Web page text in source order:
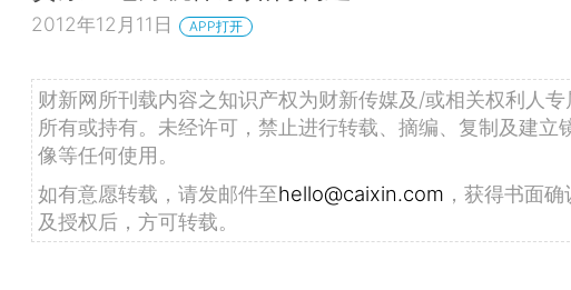
2012年12月11日 APP打开
财新网所刊载内容之知识产权为财新传媒及/或相关权利人专
所有或持有。未经许可，禁止进行转载、摘编、复制及建立
像等任何使用。
如有意愿转载，请发邮件至hello@caixin.com ，获得书面确
及授权后，方可转载。